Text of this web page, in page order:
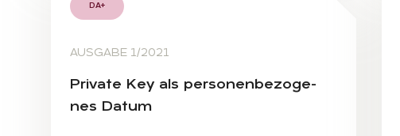
DA+
AUSGABE 1/2021
Pri­va­te Key als per­so­nen­be­zo­ge­
nes Da­tum